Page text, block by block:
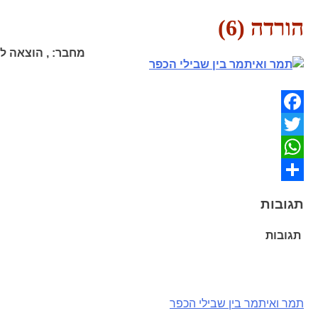
הורדה (6)
מחבר: , הוצאה
Facebook
Twitter
WhatsApp
תגובות
תגובות
ניווט
תמר ואיתמר בין שבילי הכפר